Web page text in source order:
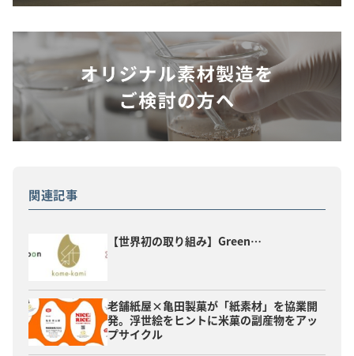
関連記事
【世界初の取り組み】Green…
老舗紙屋×亀田製菓が「紙素材」を協業開
発。浮世絵をヒントに米菓の副産物をアッ
プサイクル